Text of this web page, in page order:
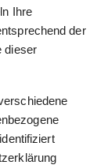
Ihre
der
dieser